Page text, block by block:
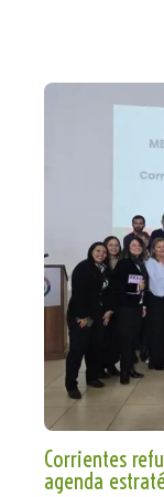
Corrientes
agenda